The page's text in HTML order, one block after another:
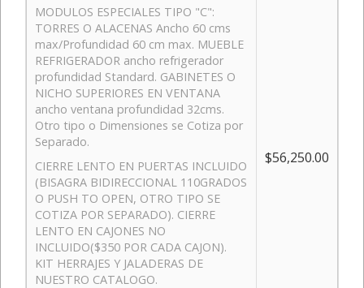
MODULOS ESPECIALES TIPO "C":
TORRES O ALACENAS Ancho 60 cms
max/Profundidad 60 cm max. MUEBLE
REFRIGERADOR ancho refrigerador
profundidad Standard. GABINETES O
NICHO SUPERIORES EN VENTANA
ancho ventana profundidad 32cms.
Otro tipo o Dimensiones se Cotiza por
Separado.
CIERRE LENTO EN PUERTAS INCLUIDO
(BISAGRA BIDIRECCIONAL 110GRADOS
O PUSH TO OPEN, OTRO TIPO SE
COTIZA POR SEPARADO). CIERRE
LENTO EN CAJONES NO
INCLUIDO($350 POR CADA CAJON).
KIT HERRAJES Y JALADERAS DE
NUESTRO CATALOGO.
$56,250.00